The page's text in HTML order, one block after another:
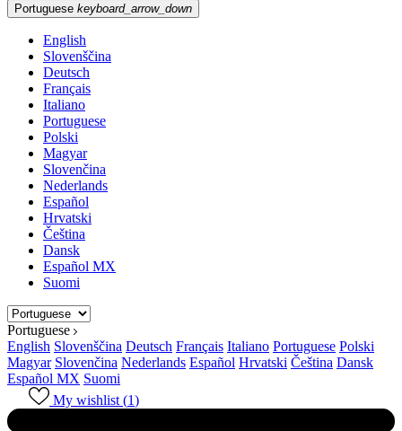
Portuguese keyboard_arrow_down
English
Slovenščina
Deutsch
Français
Italiano
Portuguese
Polski
Magyar
Slovenčina
Nederlands
Español
Hrvatski
Čeština
Dansk
Español MX
Suomi
Portuguese
English Slovenščina Deutsch Français Italiano Portuguese Polski
Magyar Slovenčina Nederlands Español Hrvatski Čeština Dansk
Español MX Suomi
My wishlist (1)